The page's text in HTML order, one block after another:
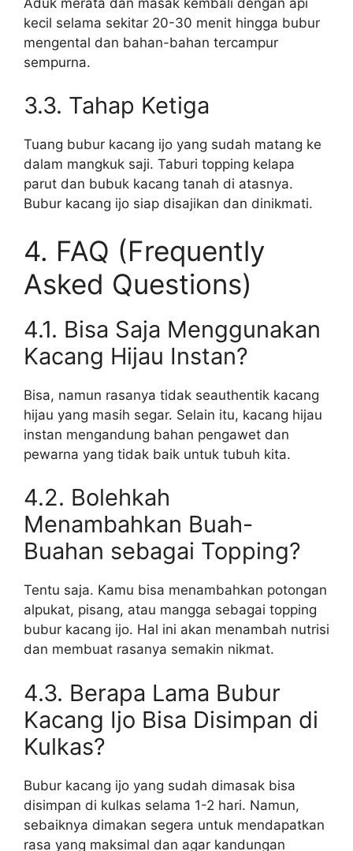
kecil selama sekitar 20-30 menit hingga bubur
mengental dan bahan-bahan tercampur
sempurna.
3.3. Tahap Ketiga
Tuang bubur kacang ijo yang sudah matang ke
dalam mangkuk saji. Taburi topping kelapa
parut dan bubuk kacang tanah di atasnya.
Bubur kacang ijo siap disajikan dan dinikmati.
4. FAQ (Frequently
Asked Questions)
4.1. Bisa Saja Menggunakan
Kacang Hijau Instan?
Bisa, namun rasanya tidak seauthentik kacang
hijau yang masih segar. Selain itu, kacang hijau
instan mengandung bahan pengawet dan
pewarna yang tidak baik untuk tubuh kita.
4.2. Bolehkah
Menambahkan Buah-
Buahan sebagai Topping?
Tentu saja. Kamu bisa menambahkan potongan
alpukat, pisang, atau mangga sebagai topping
bubur kacang ijo. Hal ini akan menambah nutrisi
dan membuat rasanya semakin nikmat.
4.3. Berapa Lama Bubur
Kacang Ijo Bisa Disimpan di
Kulkas?
Bubur kacang ijo yang sudah dimasak bisa
disimpan di kulkas selama 1-2 hari. Namun,
sebaiknya dimakan segera untuk mendapatkan
rasa yang maksimal dan agar kandungan